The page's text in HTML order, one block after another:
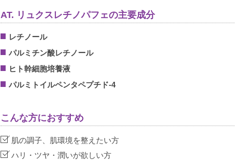
使用感も大変好みで、しばらく美容液はこちらで落ち着きそ
AT. リュクスレチノパフェの主要成分
レチノール
パルミチン酸レチノール
ヒト幹細胞培養液
パルミトイルペンタペプチド-4
こんな方におすすめ
肌の調子、肌環境を整えたい方
ハリ・ツヤ・潤いが欲しい方